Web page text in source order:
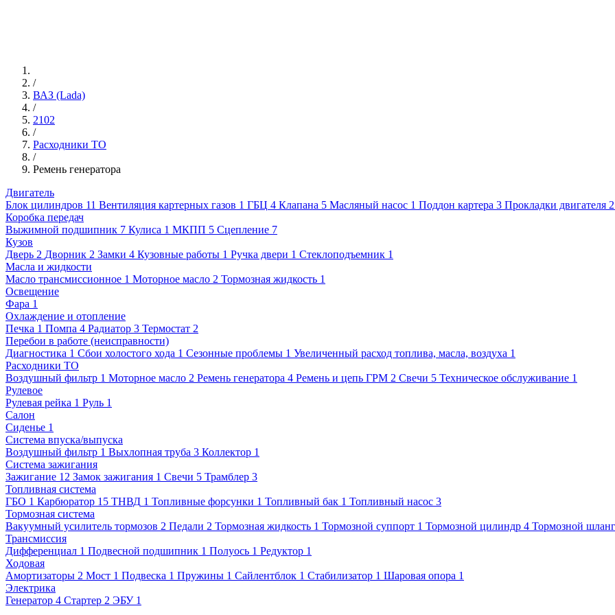
/
ВАЗ (Lada)
/
2102
/
Расходники ТО
/
Ремень генератора
Двигатель
Блок цилиндров 11 Вентиляция картерных газов 1 ГБЦ 4 Клапана 5 Масляный насос 1 Поддон картера 3 Прокладки двигателя 2
Коробка передач
Выжимной подшипник 7 Кулиса 1 МКПП 5 Сцепление 7
Кузов
Дверь 2 Дворник 2 Замки 4 Кузовные работы 1 Ручка двери 1 Стеклоподъемник 1
Масла и жидкости
Масло трансмиссионное 1 Моторное масло 2 Тормозная жидкость 1
Освещение
Фара 1
Охлаждение и отопление
Печка 1 Помпа 4 Радиатор 3 Термостат 2
Перебои в работе (неисправности)
Диагностика 1 Сбои холостого хода 1 Сезонные проблемы 1 Увеличенный расход топлива, масла, воздуха 1
Расходники ТО
Воздушный фильтр 1 Моторное масло 2 Ремень генератора 4 Ремень и цепь ГРМ 2 Свечи 5 Техническое обслуживание 1
Рулевое
Рулевая рейка 1 Руль 1
Салон
Сиденье 1
Система впуска/выпуска
Воздушный фильтр 1 Выхлопная труба 3 Коллектор 1
Система зажигания
Зажигание 12 Замок зажигания 1 Свечи 5 Трамблер 3
Топливная система
ГБО 1 Карбюратор 15 ТНВД 1 Топливные форсунки 1 Топливный бак 1 Топливный насос 3
Тормозная система
Вакуумный усилитель тормозов 2 Педали 2 Тормозная жидкость 1 Тормозной суппорт 1 Тормозной цилиндр 4 Тормозной шланг
Трансмиссия
Дифференциал 1 Подвесной подшипник 1 Полуось 1 Редуктор 1
Ходовая
Амортизаторы 2 Мост 1 Подвеска 1 Пружины 1 Сайлентблок 1 Стабилизатор 1 Шаровая опора 1
Электрика
Генератор 4 Стартер 2 ЭБУ 1